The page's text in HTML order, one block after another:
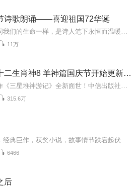
诗歌朗诵——喜迎祖国72华诞
11万
小猪屏蓬十二生肖神8 羊神篇国庆节开始更新啦！
315.6万
6466
后